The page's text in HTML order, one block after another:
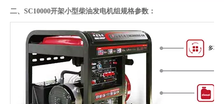
二、SC10000开架小型柴油发电机组规格参数：